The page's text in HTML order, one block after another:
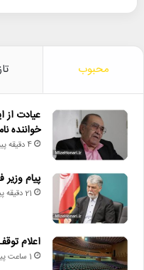
محبوب
عیادت از
خواننده
4 دقیقه پیش
پیام
21 دقیقه پیش
اعلام
1 ساعت پیش